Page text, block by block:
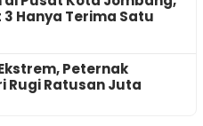
Hanya Terima Satu
Peternak
Rugi Ratusan Juta